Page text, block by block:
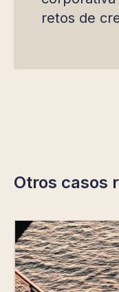
retos de
Otros casos